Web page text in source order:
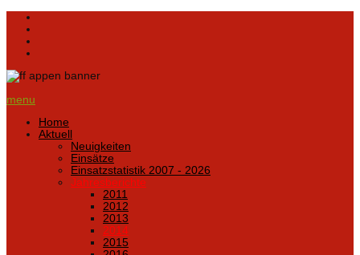
menu
Home
Aktuell
Neuigkeiten
Einsätze
Einsatzstatistik 2007 - 2026
Jahresberichte
2011
2012
2013
2014
2015